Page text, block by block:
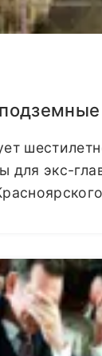
для экс-